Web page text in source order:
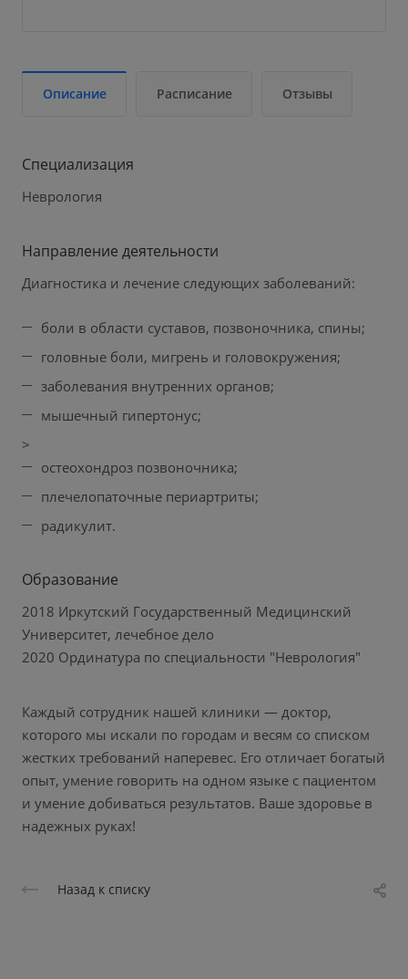
Описание Расписание Отзывы
Специализация
Неврология
Направление деятельности
Диагностика и лечение следующих заболеваний:
боли в области суставов, позвоночника, спины;
головные боли, мигрень и головокружения;
заболевания внутренних органов;
мышечный гипертонус;
>
остеохондроз позвоночника;
плечелопаточные периартриты;
радикулит.
Образование
2018 Иркутский Государственный Медицинский
Университет, лечебное дело
2020 Ординатура по специальности "Неврология"
Каждый сотрудник нашей клиники — доктор,
которого мы искали по городам и весям со списком
жестких требований наперевес. Его отличает богатый
опыт, умение говорить на одном языке с пациентом
и умение добиваться результатов. Ваше здоровье в
надежных руках!
Назад к списку